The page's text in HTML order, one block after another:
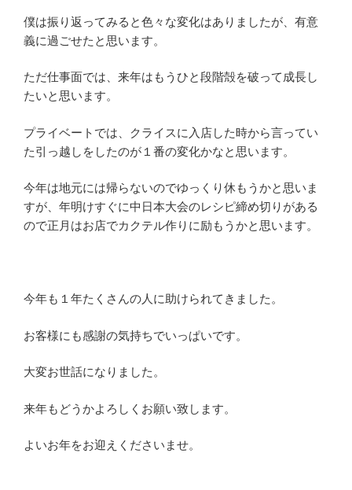
僕は振り返ってみると色々な変化はありましたが、有意
義に過ごせたと思います。
ただ仕事面では、来年はもうひと段階殻を破って成長し
たいと思います。
プライベートでは、クライスに入店した時から言ってい
た引っ越しをしたのが１番の変化かなと思います。
今年は地元には帰らないのでゆっくり休もうかと思いま
すが、年明けすぐに中日本大会のレシピ締め切りがある
ので正月はお店でカクテル作りに励もうかと思います。
今年も１年たくさんの人に助けられてきました。
お客様にも感謝の気持ちでいっぱいです。
大変お世話になりました。
来年もどうかよろしくお願い致します。
よいお年をお迎えくださいませ。